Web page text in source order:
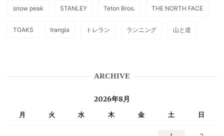
snow peak STANLEY Teton Bros. THE NORTH FACE
TOAKS trangia トレラン ランニング 山と道
ARCHIVE
2026年8月
月 火 水 木 金 土 日